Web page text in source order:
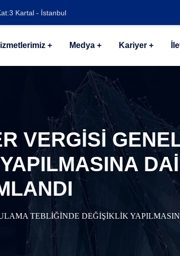
Kartal - İstanbul
Medya Kariyer
VERGİSİ
TEBLİĞİNDE DEĞİŞİKLİK